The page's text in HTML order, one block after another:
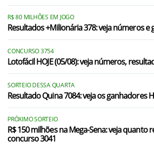
R$ 80 MILHÕES EM JOGO
Resultados +Milionária 378: veja números e
CONCURSO 3754
Lotofácil HOJE (05/08): veja números,
SORTEIO DESSA QUARTA
Resultado Quina 7084: veja os ganhadores
PRÓXIMO SORTEIO
R$ 150 milhões na Mega-Sena: veja quanto
concurso 3041